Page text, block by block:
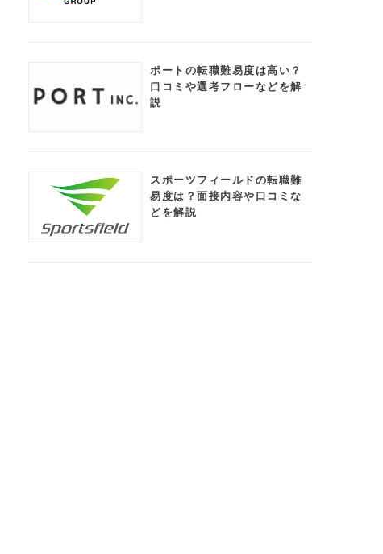
ポートの転職難易度は高い？
口コミや選考フローなどを解
説
スポーツフィールドの転職難
易度は？面接内容や口コミな
どを解説